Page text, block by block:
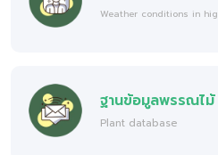
Weather conditions in
ฐานข้อมูลพรรณไม้
Plant database